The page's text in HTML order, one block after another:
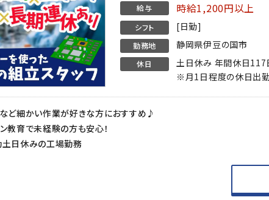
給与 時給1,200円以上
シフト [日勤]
勤務地 静岡県伊豆の国市
休日
土日休み 年間休日117
※月1日程度の休日出勤
ど細かい作業が好きな方におすすめ♪
教育で未経験の方も安心！
日休みの工場勤務